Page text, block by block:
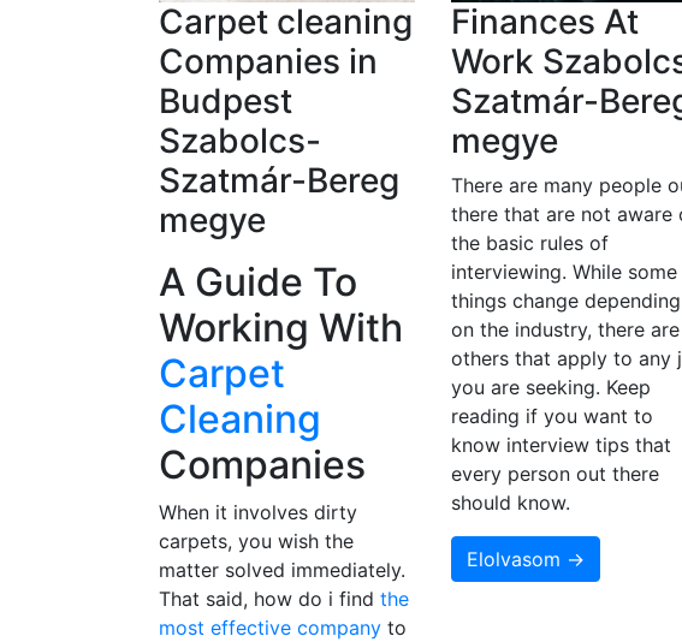
Carpet cleaning
Companies in
Budpest
Szabolcs-
Szatmár-Bereg
megye
A Guide To
Working With
Carpet
Cleaning
Companies
When it involves dirty
carpets, you wish the
matter solved immediately.
That said, how do i find the
most effective company to
Finances At
Work
Szatmár-
megye
There are many people
there that are not aware
the basic rules of
interviewing. While some
things change depending
on the industry, there are
others that apply to any
you are seeking. Keep
reading if you want to
know interview tips that
every person out there
should know.
Elolvasom →